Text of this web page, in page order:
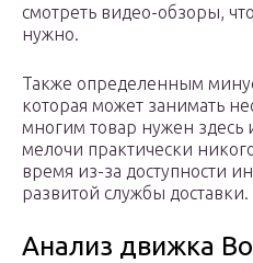
смотреть видео-обзоры,
нужно.
Также определенным
которая может занимать
многим товар нужен здесь
мелочи практически
время из-за доступности
развитой службы доставки.
Анализ движка